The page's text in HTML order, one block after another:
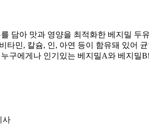
담아 맛과 영양을 최적화한 베지밀 두
타민, 칼슘, 인, 아연 등이 함유돼 있어
구에게나 인기있는 베지밀A와 베지밀
사